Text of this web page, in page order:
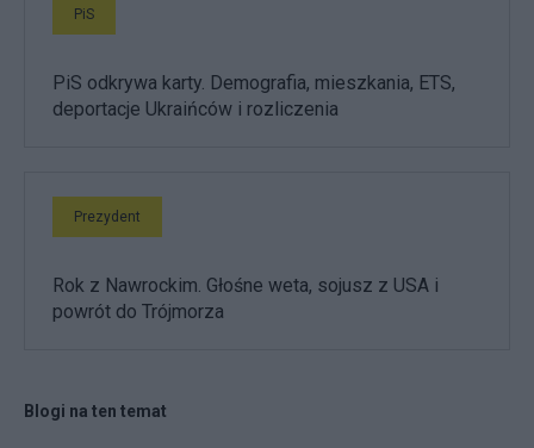
PiS
PiS odkrywa karty. Demografia, mieszkania, ETS,
deportacje Ukraińców i rozliczenia
Prezydent
Rok z Nawrockim. Głośne weta, sojusz z USA i
powrót do Trójmorza
Blogi na ten temat